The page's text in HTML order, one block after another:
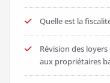
Quelle est la
Révision des
aux propriétaires